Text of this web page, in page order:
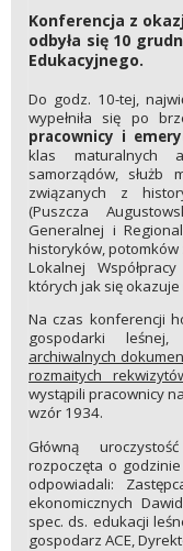
Konferencja z
odbyła się 10
Edukacyjnego.
Do godz. 10-tej,
wypełniła się po
pracownicy i
klas maturalnych
samorządów, służb
związanych z
(Puszcza
Generalnej i
historyków, potomków
Lokalnej
których jak się okazuje
Na czas konferencji
gospodarki
archiwalnych
rozmaitych
wystąpili pracownicy
wzór 1934.
Główną
rozpoczęta o
odpowiadali:
ekonomicznych
spec. ds. edukacji
gospodarz ACE,